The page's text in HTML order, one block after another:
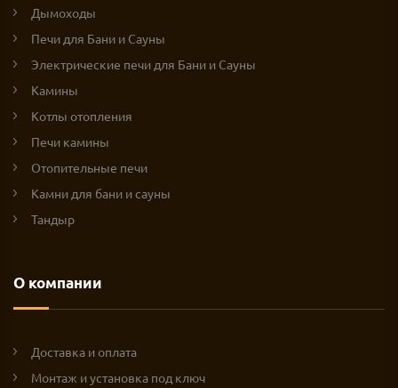
Дымоходы
Печи для Бани и Сауны
Электрические печи для Бани и Сауны
Камины
Котлы отопления
Печи камины
Отопительные печи
Камни для бани и сауны
Тандыр
О компании
Доставка и оплата
Монтаж и установка под ключ